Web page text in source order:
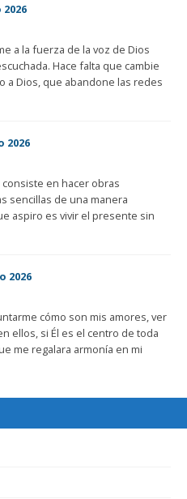
a la fuerza de la voz de Dios
Hace falta que cambie
a Dios, que abandone las redes
2026
en hacer obras
sencillas de una manera
aspiro es vivir el presente sin
2026
cómo son mis amores, ver
ellos, si Él es el centro de toda
me regalara armonía en mi